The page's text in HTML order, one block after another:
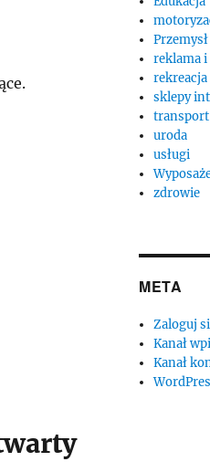
Przemysł
reklama
rekreacja
sklepy
transport
uroda
usługi
zdrowie
META
Zaloguj
Kanał
Kanał